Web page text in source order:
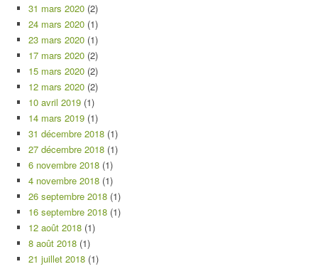
31 mars 2020 (2)
24 mars 2020 (1)
23 mars 2020 (1)
17 mars 2020 (2)
15 mars 2020 (2)
12 mars 2020 (2)
10 avril 2019 (1)
14 mars 2019 (1)
31 décembre 2018 (1)
27 décembre 2018 (1)
6 novembre 2018 (1)
4 novembre 2018 (1)
26 septembre 2018 (1)
16 septembre 2018 (1)
12 août 2018 (1)
8 août 2018 (1)
21 juillet 2018 (1)